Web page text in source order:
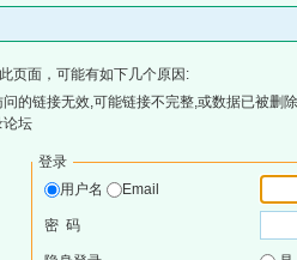
页面，可能有如下几个原因:
的链接无效,可能链接不完整,或数据已被删
论坛
登录
用户名
Email
密 码